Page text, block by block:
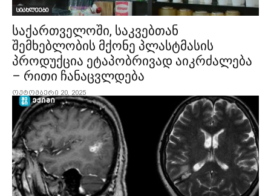
სიახლეები
საქართველოში, საკვებთან
შემხებლობის მქონე პლასტმასის
პროდუქცია ეტაპობრივად აიკრძალება
– რითი ჩანაცვლდება
ოქტომბერი 20, 2025